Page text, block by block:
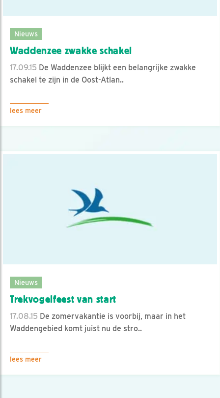
Nieuws
Waddenzee zwakke schakel
17.09.15 De Waddenzee blijkt een belangrijke zwakke
schakel te zijn in de Oost-Atlan..
lees meer
Nieuws
Trekvogelfeest van start
17.08.15 De zomervakantie is voorbij, maar in het
Waddengebied komt juist nu de stro..
lees meer